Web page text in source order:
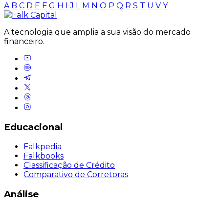
A B C D E F G H I J L M N O P Q R S T U V Y
A tecnologia que amplia a sua visão do mercado
financeiro.
Educacional
Falkpedia
Falkbooks
Classificação de Crédito
Comparativo de Corretoras
Análise